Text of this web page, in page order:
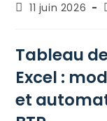
11 juin 2026
Tableau
Excel :
et